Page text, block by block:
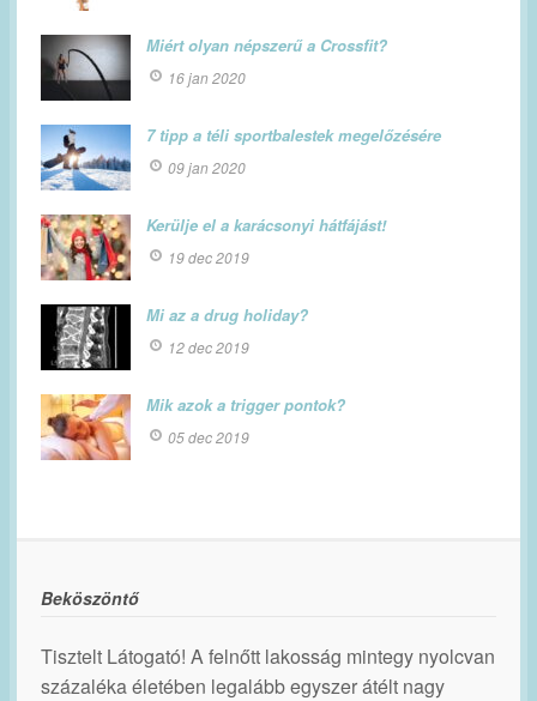
Miért olyan népszerű a Crossfit?
16 jan 2020
7 tipp a téli sportbalestek megelőzésére
09 jan 2020
Kerülje el a karácsonyi hátfájást!
19 dec 2019
Mi az a drug holiday?
12 dec 2019
Mik azok a trigger pontok?
05 dec 2019
Beköszöntő
Tisztelt Látogató! A felnőtt lakosság mintegy nyolcvan
százaléka életében legalább egyszer átélt nagy